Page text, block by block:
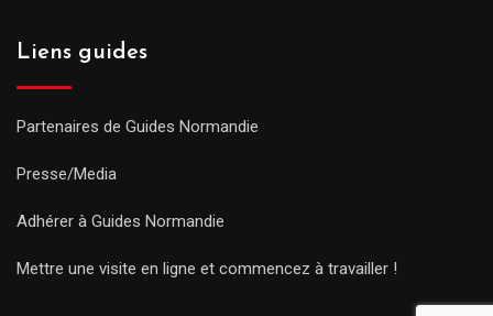
Liens guides
Partenaires de Guides Normandie
Presse/Media
Adhérer à Guides Normandie
Mettre une visite en ligne et commencez à travailler !